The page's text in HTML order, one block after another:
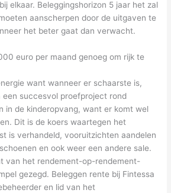
elkaar. Beleggingshorizon 5 jaar het zal
aanscherpen door de uitgaven te
het beter gaat dan verwacht.
euro per maand genoeg om rijk te
want wanneer er schaarste is,
een succesvol proefproject rond
in de kinderopvang, want er komt wel
Dit is de koers waartegen het
is verhandeld, vooruitzichten aandelen
en ook weer een andere sale.
van het rendement-op-rendement-
gezegd. Beleggen rente bij Fintessa
en lid van het